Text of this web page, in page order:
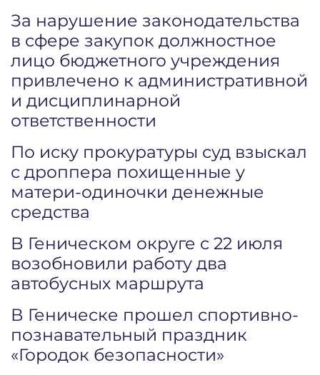
За нарушение законодательства
в сфере закупок должностное
лицо бюджетного учреждения
привлечено к административной
и дисциплинарной
ответственности
По иску прокуратуры суд взыскал
с дроппера похищенные у
матери-одиночки денежные
средства
В Геническом округе с 22 июля
возобновили работу два
автобусных маршрута
В Геническе прошел спортивно-
познавательный праздник
«Городок безопасности»